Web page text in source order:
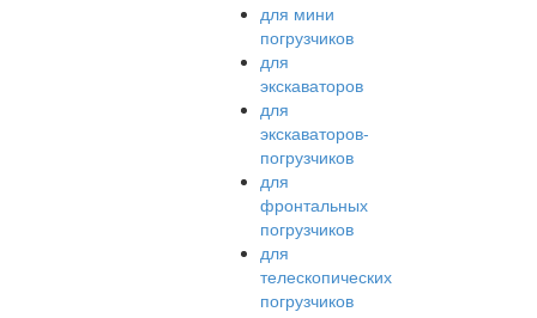
для мини
погрузчиков
для
экскаваторов
для
экскаваторов-
погрузчиков
для
фронтальных
погрузчиков
для
телескопических
погрузчиков